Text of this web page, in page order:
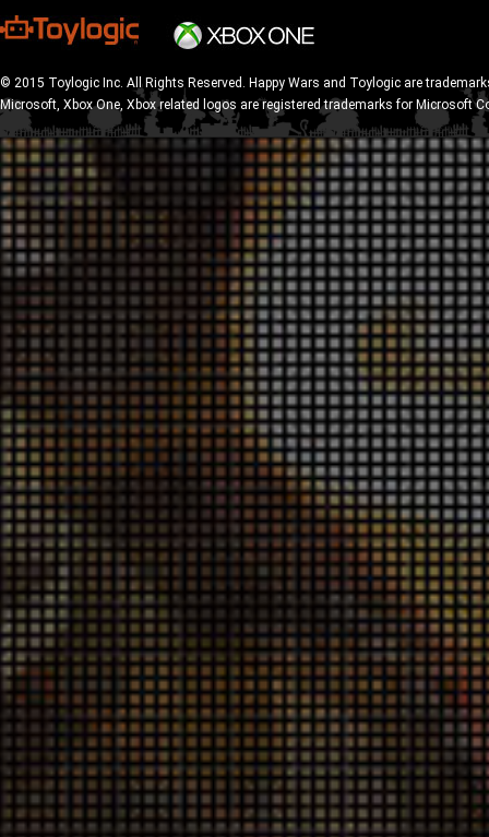
© 2015 Toylogic Inc. All Rights Reserved. Happy Wars and Toylogic are
Microsoft, Xbox One, Xbox related logos are registered trademarks for Microsoft